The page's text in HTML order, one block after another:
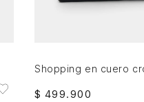
$ 499.900